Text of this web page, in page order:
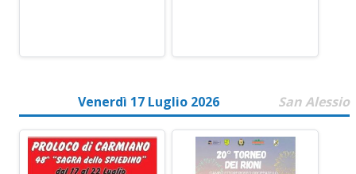
Venerdì 17 Luglio 2026 San Alessio